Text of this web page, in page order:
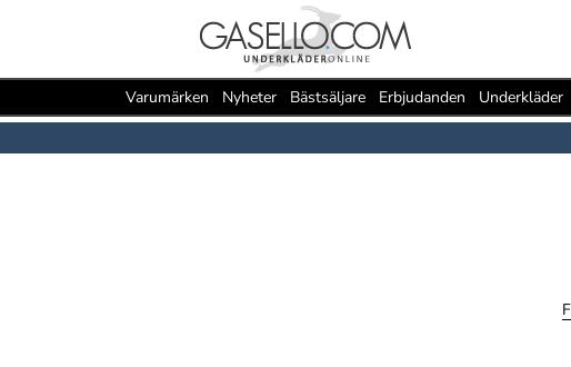
Varumärken Nyheter Bästsäljare Erbjudanden Underkläder